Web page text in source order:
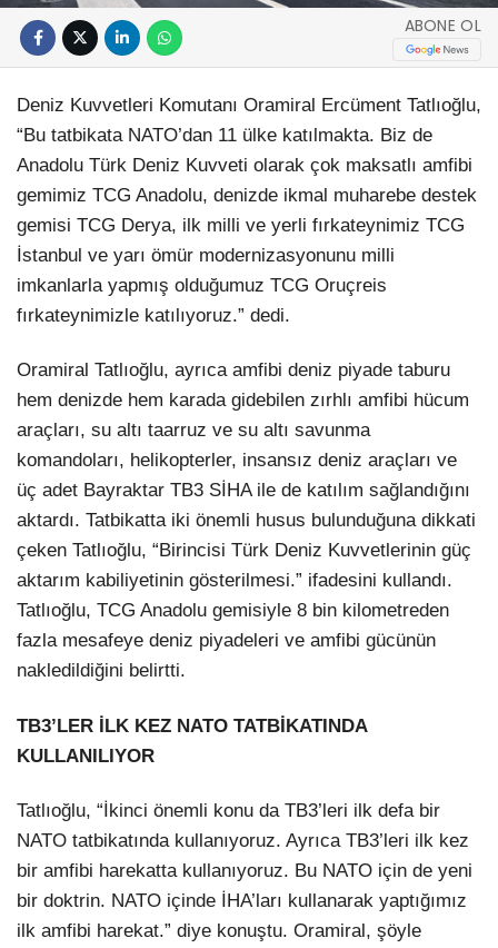
ABONE OL
Deniz Kuvvetleri Komutanı Oramiral Ercüment Tatlıoğlu,
“Bu tatbikata NATO’dan 11 ülke katılmakta. Biz de
Anadolu Türk Deniz Kuvveti olarak çok maksatlı amfibi
gemimiz TCG Anadolu, denizde ikmal muharebe destek
gemisi TCG Derya, ilk milli ve yerli fırkateynimiz TCG
İstanbul ve yarı ömür modernizasyonunu milli
imkanlarla yapmış olduğumuz TCG Oruçreis
fırkateynimizle katılıyoruz.” dedi.
Oramiral Tatlıoğlu, ayrıca amfibi deniz piyade taburu
hem denizde hem karada gidebilen zırhlı amfibi hücum
araçları, su altı taarruz ve su altı savunma
komandoları, helikopterler, insansız deniz araçları ve
üç adet Bayraktar TB3 SİHA ile de katılım sağlandığını
aktardı. Tatbikatta iki önemli husus bulunduğuna dikkati
çeken Tatlıoğlu, “Birincisi Türk Deniz Kuvvetlerinin güç
aktarım kabiliyetinin gösterilmesi.” ifadesini kullandı.
Tatlıoğlu, TCG Anadolu gemisiyle 8 bin kilometreden
fazla mesafeye deniz piyadeleri ve amfibi gücünün
nakledildiğini belirtti.
TB3’LER İLK KEZ NATO TATBİKATINDA
KULLANILIYOR
Tatlıoğlu, “İkinci önemli konu da TB3’leri ilk defa bir
NATO tatbikatında kullanıyoruz. Ayrıca TB3’leri ilk kez
bir amfibi harekatta kullanıyoruz. Bu NATO için de yeni
bir doktrin. NATO içinde İHA’ları kullanarak yaptığımız
ilk amfibi harekat.” diye konuştu. Oramiral, şöyle